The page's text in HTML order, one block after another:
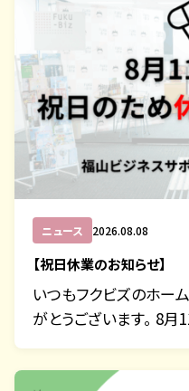
ニュース 2026.08.08
【祝日休業のお知らせ】
いつもフクビズのホー
がとうございます。 8月